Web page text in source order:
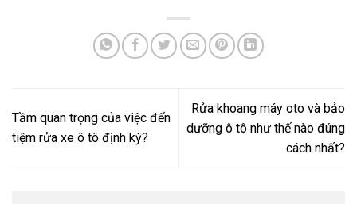
Tầm quan trọng của việc đến
tiệm rửa xe ô tô định kỳ?
Rửa khoang máy oto và bảo
dưỡng ô tô như thế nào đúng
cách nhất?